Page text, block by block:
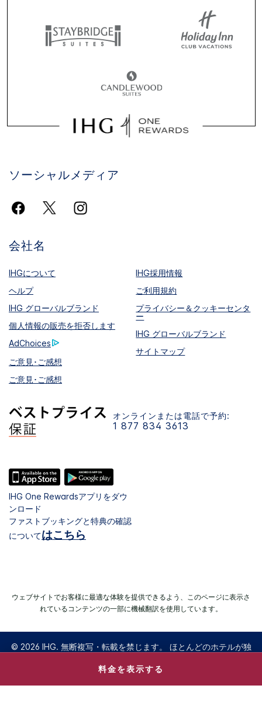
料金を表示する
ソーシャルメディア
会社名
IHGについて
IHG採用情報
ヘルプ
ご利用規約
IHG グローバルブランド
プライバシー＆クッキーセンタ
ー
個人情報の販売を拒否します
IHG グローバルブランド
AdChoices
サイトマップ
ご意見･ご感想
ご意見･ご感想
オンラインまたは電話で予約:
1 877 834 3613
IHG One Rewardsアプリをダウ
ンロード
ファストブッキングと特典の確認
についてはこちら
ウェブサイトでお客様に最適な体験を提供できるよう、このページに表示さ
れているコンテンツの一部に機械翻訳を使用しています。
© 2026 IHG. 無断複写・転載を禁じます。 ほとんどのホテルが独